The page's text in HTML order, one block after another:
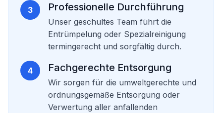
3 Professionelle Durchführung
Unser geschultes Team führt die
Entrümpelung oder Spezialreinigung
termingerecht und sorgfältig durch.
4 Fachgerechte Entsorgung
Wir sorgen für die umweltgerechte und
ordnungsgemäße Entsorgung oder
Verwertung aller anfallenden